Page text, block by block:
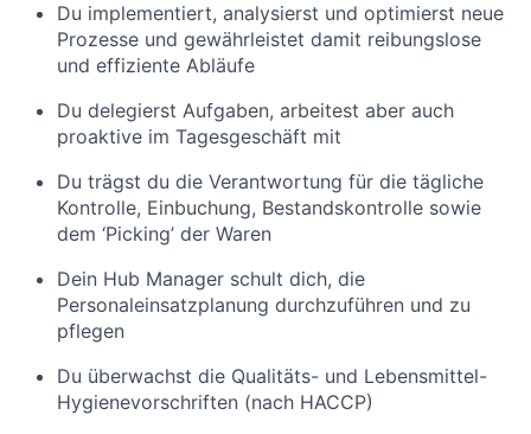
Du implementiert, analysierst und optimierst neue
Prozesse und gewährleistet damit reibungslose
und effiziente Abläufe
Du delegierst Aufgaben, arbeitest aber auch
proaktive im Tagesgeschäft mit
Du trägst du die Verantwortung für die tägliche
Kontrolle, Einbuchung, Bestandskontrolle sowie
dem ‘Picking’ der Waren
Dein Hub Manager schult dich, die
Personaleinsatzplanung durchzuführen und zu
pflegen
Du überwachst die Qualitäts- und Lebensmittel-
Hygienevorschriften (nach HACCP)